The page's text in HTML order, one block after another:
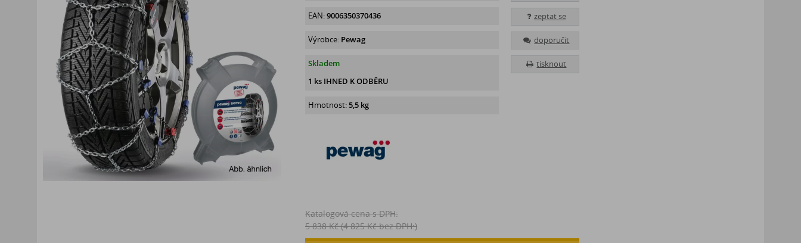
zeptat se
doporučit
tisknout
EAN:9006350370436
Výrobce: Pewag
Skladem
1 ks IHNED K ODBĚRU
Hmotnost:5,5 kg
Katalogová cena s DPH:
5 838 Kč (4 825 Kč bez DPH:)